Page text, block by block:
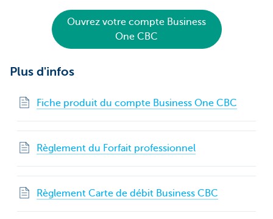
Ouvrez votre compte Business
One CBC
Plus d'infos
Fiche produit du compte Business One CBC
Règlement du Forfait professionnel
Règlement Carte de débit Business CBC